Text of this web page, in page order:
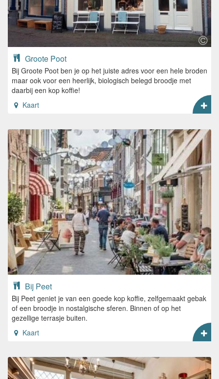
Groote Poot
Bij Groote Poot ben je op het juiste adres voor een hele broden
maar ook voor een heerlijk, biologisch belegd broodje met
daarbij een kop koffie!
Kaart
Bij Peet
Bij Peet geniet je van een goede kop koffie, zelfgemaakt gebak
of een broodje in nostalgische sferen. Binnen of op het
gezellige terrasje buiten.
Kaart